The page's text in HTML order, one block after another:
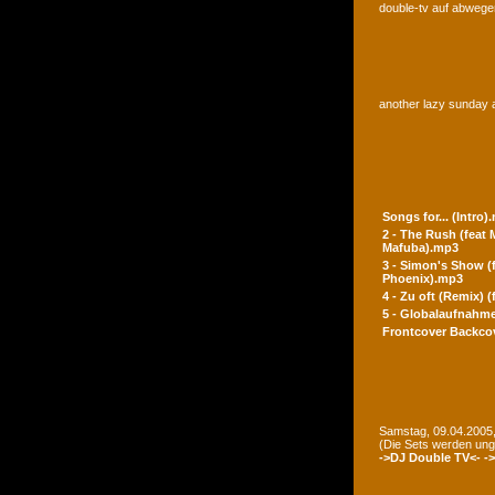
double-tv auf
another lazy sunday
Songs for...
2 - The Rush (feat
Mafuba).mp3
3 - Simon's Show
Phoenix).mp3
4 - Zu oft (Remix)
5 -
Frontcover
Samstag,
(Die Sets werden
->DJ Double TV<- -